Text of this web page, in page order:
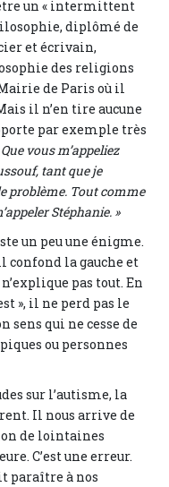
un « intermittent
diplômé de
et écrivain,
des religions
de Paris où il
il n’en tire aucune
par exemple très
Que vous m’appeliez
tant que je
problème. Tout comme
Stéphanie. »
un peu une énigme.
confond la gauche et
pas tout. En
», il ne perd pas le
sens qui ne cesse de
ou personnes
sur l’autisme, la
Il nous arrive de
de lointaines
C’est une erreur.
paraître à nos